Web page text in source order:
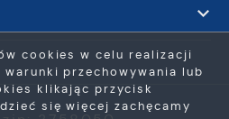
cookies w celu realizacji
warunki przechowywania lub
klikając przycisk
się więcej zachęcamy